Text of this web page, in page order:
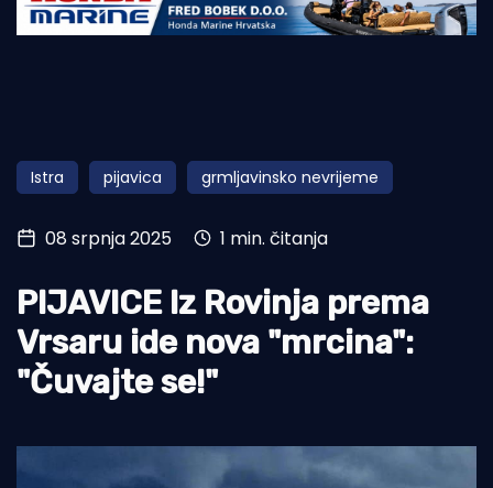
Obala
Otoci
Turizam i nautika
Pomorstvo
Ribolov
Ekologija
Istra pijavica grmljavinsko nevrijeme
08 srpnja 2025 1 min. čitanja
PIJAVICE Iz Rovinja prema
Vrsaru ide nova "mrcina":
"Čuvajte se!"